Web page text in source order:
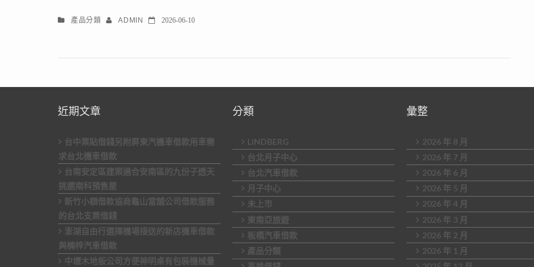
產品分類 ADMIN 2026-06-10
近期文章
台中票貼借錢另附屏東汽機車借款用車需
求台北機車借款
台南安定區建案適合安南區的九份子透天
挑選南科預售屋
新竹小額借款協商龜山當舖公司借款服務
的台北支票借錢
澎湖自由行選擇機場接送的新店機車借款
與楠梓汽車借款
中壢木地板公司方便神明桌有包裝機械量
分類
LINDBERG
台北月子中心
台北汽車借款
月子中心
未上市
東南亞旅遊
板橋汽車借款
產品分類
彙整
2026 年 8 月
2026 年 7 月
2026 年 6 月
2026 年 5 月
2026 年 4 月
2026 年 3 月
2026 年 2 月
2026 年 1 月